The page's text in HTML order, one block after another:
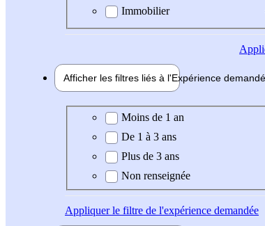
Immobilier
Afficher les filtres liés à l'Expérience
Expérience demandée
Moins de 1 an
De 1 à 3 ans
Plus de 3 ans
Non renseignée
Appliquerle filtre de l'expérience demandée